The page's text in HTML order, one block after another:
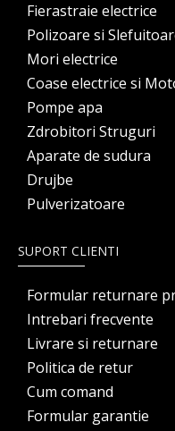
Fierastraie electrice
Polizoare si
Mori electrice
Coase electrice si
Pompe apa
Zdrobitori Struguri
Aparate de sudura
Drujbe
Pulverizatoare
SUPORT CLIENTI
Formular returnare
Intrebari frecvente
Livrare si returnare
Politica de retur
Cum comand
Formular garantie